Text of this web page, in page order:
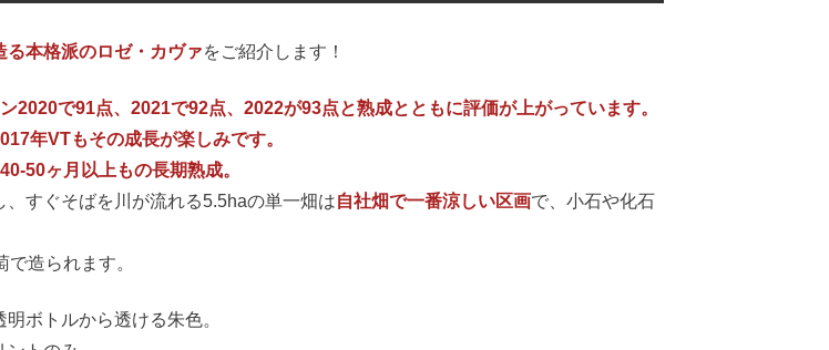
る本格派のロゼ・カヴァをご紹介します！
2020で91点、2021で92点、2022が93点と熟成とともに評価が上がっています。
年VTもその成長が楽しみです。
50ヶ月以上もの長期熟成。
、すぐそばを川が流れる5.5haの単一畑は自社畑で一番涼しい区画で、小石や化石
造られます。
ボトルから透ける朱色。